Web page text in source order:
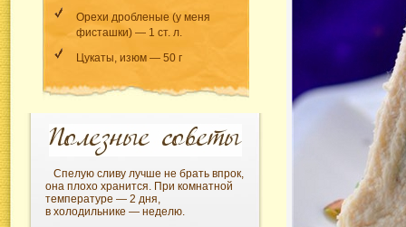
Орехи дробленые (у меня
фисташки) — 1 ст. л.
Цукаты, изюм — 50 г
Спелую сливу лучше не брать впрок,
она плохо хранится. При комнатной
температуре — 2 дня,
в холодильнике — неделю.